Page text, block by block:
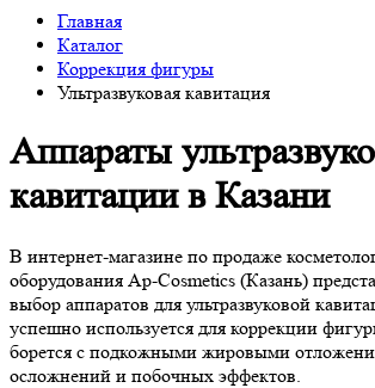
Главная
Каталог
Коррекция фигуры
Ультразвуковая кавитация
Аппараты
кавитации в Казани
В интернет-магазине по продаже
оборудования Ap-Cosmetics (Казань)
выбор аппаратов для ультразвуковой
успешно используется для коррекции
борется с подкожными жировыми
осложнений и побочных эффектов.